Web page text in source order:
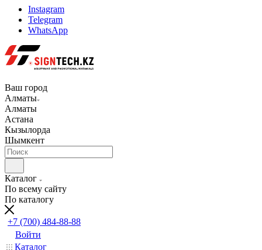
Instagram
Telegram
WhatsApp
Ваш город
Алматы
Алматы
Астана
Кызылорда
Шымкент
Каталог
По всему сайту
По каталогу
+7 (700) 484-88-88
Войти
Каталог